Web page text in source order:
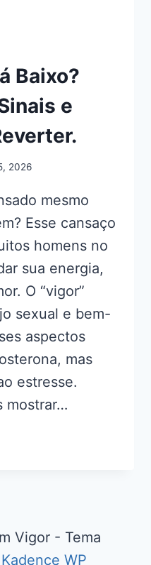
Baixo?
e
2026
mesmo
Esse cansaço
homens no
sua energia,
O “vigor”
sexual e bem-
aspectos
mas
estresse.
mostrar…
Vigor - Tema
Kadence WP